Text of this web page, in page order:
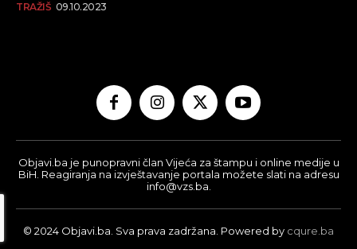
TRAŽIŠ 09.10.2023
Objavi.ba je punopravni član Vijeća za štampu i online medije u
BiH. Reagiranja na izvještavanje portala možete slati na adresu
info@vzs.ba.
© 2024 Objavi.ba. Sva prava zadržana. Powered by cqure.ba